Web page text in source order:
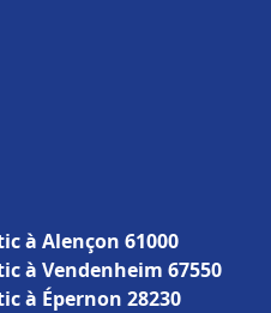
à Alençon 61000
à Vendenheim 67550
à Épernon 28230